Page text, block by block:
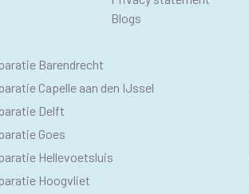
Blogs
Barendrecht
Capelle aan den IJssel
Delft
Goes
Hellevoetsluis
Hoogvliet